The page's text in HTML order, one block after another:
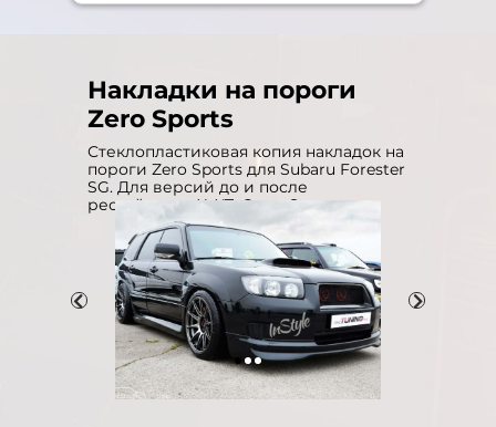
Накладки на пороги
Zero Sports
Стеклопластиковая копия накладок на
пороги Zero Sports для Subaru Forester
SG. Для версий до и после
рестайлинга X, XT, Cross Sports.